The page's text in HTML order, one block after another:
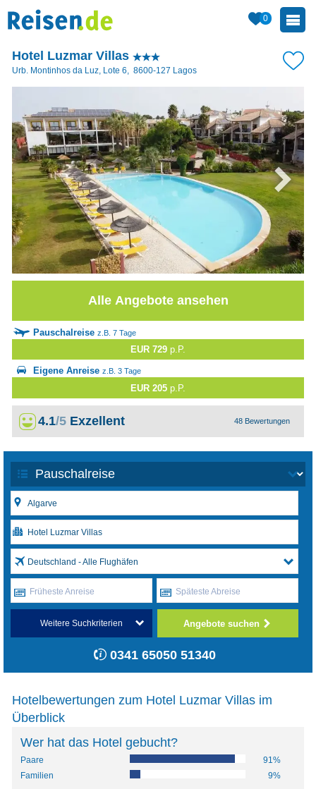
0
Hotel Luzmar Villas
Urb. Montinhos da Luz, Lote 6, 8600-127 Lagos
Alle Angebote ansehen
Pauschalreise z.B. 7 Tage
EUR 729 p.P.
Eigene Anreise z.B. 3 Tage
EUR 205 p.P.
4.1/5 Exzellent 48 Bewertungen
Deutschland - Alle Flughäfen
Früheste Anreise Späteste Abreise
Weitere Suchkriterien Angebote suchen
0341 65050 51340
Hotelbewertungen zum Hotel Luzmar Villas im
Überblick
Wer hat das Hotel gebucht?
Paare
91%
Familien
9%